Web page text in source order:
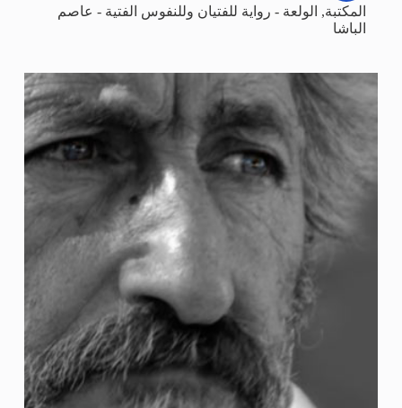
المكتبة, الولعة - رواية للفتيان وللنفوس الفتية - عاصم
الباشا